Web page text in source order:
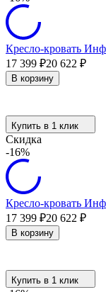
Кресло-кровать
17 399 ₽20 622 ₽
В корзину
Купить в 1 клик
Скидка
-16%
Кресло-кровать
17 399 ₽20 622 ₽
В корзину
Купить в 1 клик